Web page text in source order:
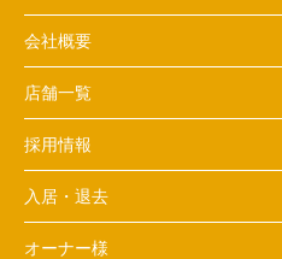
会社概要
店舗一覧
採用情報
入居・退去
オーナー様